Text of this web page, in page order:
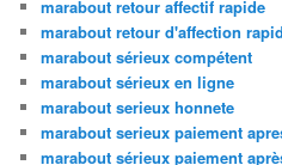
marabout retour affectif rapide
marabout retour d'affection
marabout sérieux compétent
marabout sérieux en ligne
marabout serieux honnete
marabout serieux paiement
marabout sérieux paiement